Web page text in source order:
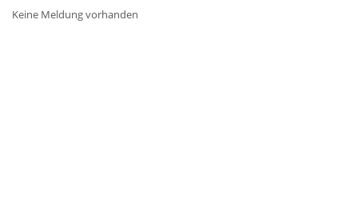
Keine Meldung vorhanden